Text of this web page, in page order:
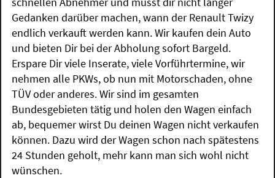
Gedanken darüber machen, wann der Renault Twizy
endlich verkauft werden kann. Wir kaufen dein Auto
und bieten Dir bei der Abholung sofort Bargeld.
Erspare Dir viele Inserate, viele Vorführtermine, wir
nehmen alle PKWs, ob nun mit Motorschaden, ohne
TÜV oder anderes. Wir sind im gesamten
Bundesgebieten tätig und holen den Wagen einfach
ab, bequemer wirst Du deinen Wagen nicht verkaufen
können. Dazu wird der Wagen schon nach spätestens
24 Stunden geholt, mehr kann man sich wohl nicht
wünschen.